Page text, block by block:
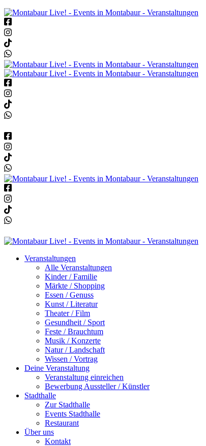
Veranstaltungen
Alle Veranstaltungen
Kinder / Familie
Märkte / Shopping
Essen / Genuss
Kunst / Literatur
Theater / Film
Gesundheit / Sport
Feste / Brauchtum
Musik / Konzerte
Natur / Landschaft
Wissen / Vortrag
Deine Veranstaltung
Veranstaltung einreichen
Bewerbung Aussteller / Künstler
Stadthalle
Zur Stadthalle
Events Stadthalle
Restaurant
Über uns
Kontakt